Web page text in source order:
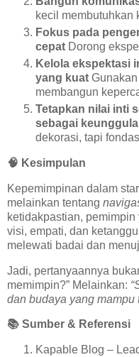
kecil membutuhkan
Fokus pada
cepat Dorong
Kelola ekspektasi
yang kuat
membangun
Tetapkan nilai inti
sebagai
dekorasi, tapi
🧠 Kesimpulan
Kepemimpinan dalam
melainkan tentang
ketidakpastian,
visi, empati, dan
melewati badai dan
Jadi, pertanyaannya
memimpin?” Melainkan:
dan budaya yang mampu
📚 Sumber & Referensi
Kapable Blog –